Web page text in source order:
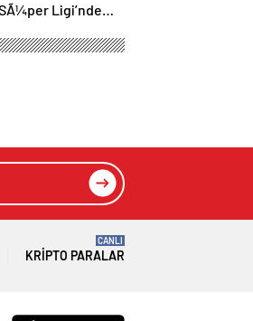
Ligi’nde
KRIPTO PARALAR
CANLI